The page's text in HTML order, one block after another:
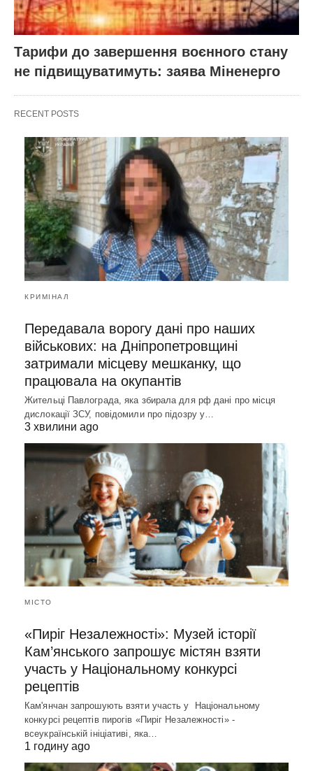
Тарифи до завершення воєнного стану
не підвищуватимуть: заява Міненерго
RECENT POSTS
КРИМІНАЛ
Передавала ворогу дані про наших
військових: на Дніпропетровщині
затримали місцеву мешканку, що
працювала на окупантів
Жительці Павлограда, яка збирала для рф дані про місця
дислокації ЗСУ, повідомили про підозру у…
3 хвилини ago
МІСТО
«Пиріг Незалежності»: Музей історії
Кам’янського запрошує містян взяти
участь у Національному конкурсі
рецептів
Кам'янчан запрошують взяти участь у Національному
конкурсі рецептів пирогів «Пиріг Незалежності» -
всеукраїнській ініціативі, яка…
1 годину ago